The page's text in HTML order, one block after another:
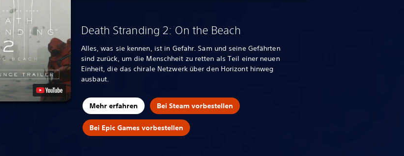
Death Stranding 2: On the Beach
Alles, was sie kennen, ist in Gefahr. Sam und seine Gefährten
sind zurück, um die Menschheit zu retten als Teil einer neuen
Einheit, die das chirale Netzwerk über den Horizont hinweg
ausbaut.
Mehr erfahren Bei Steam vorbestellen
Bei Epic Games vorbestellen